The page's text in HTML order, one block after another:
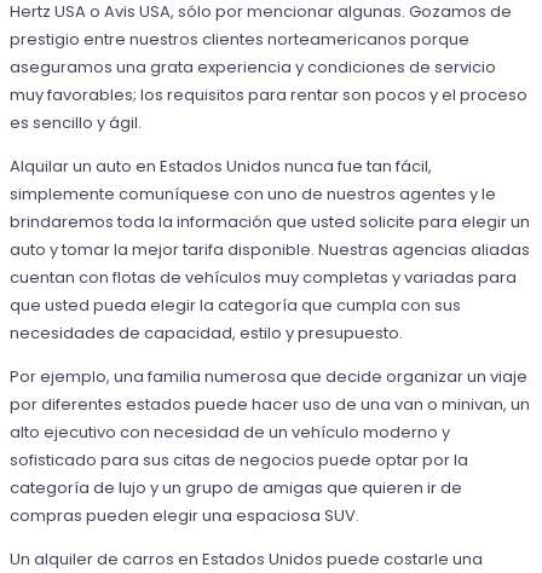
Hertz USA o Avis USA, sólo por mencionar algunas. Gozamos de
prestigio entre nuestros clientes norteamericanos porque
aseguramos una grata experiencia y condiciones de servicio
muy favorables; los requisitos para rentar son pocos y el proceso
es sencillo y ágil.
Alquilar un auto en Estados Unidos nunca fue tan fácil,
simplemente comuníquese con uno de nuestros agentes y le
brindaremos toda la información que usted solicite para elegir un
auto y tomar la mejor tarifa disponible. Nuestras agencias aliadas
cuentan con flotas de vehículos muy completas y variadas para
que usted pueda elegir la categoría que cumpla con sus
necesidades de capacidad, estilo y presupuesto.
Por ejemplo, una familia numerosa que decide organizar un viaje
por diferentes estados puede hacer uso de una van o minivan, un
alto ejecutivo con necesidad de un vehículo moderno y
sofisticado para sus citas de negocios puede optar por la
categoría de lujo y un grupo de amigas que quieren ir de
compras pueden elegir una espaciosa SUV.
Un alquiler de carros en Estados Unidos puede costarle una